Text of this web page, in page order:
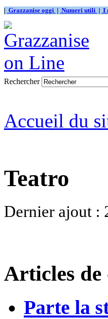
| Grazzanise oggi | Numeri utili | I
Rechercher
Accueil du
Teatro
Dernier ajout :
Articles
Parte la